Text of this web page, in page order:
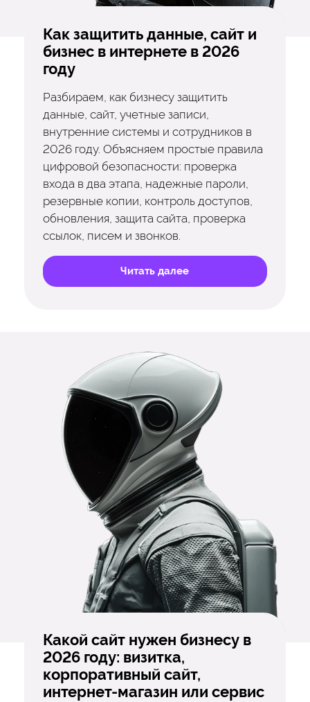
Как защитить данные, сайт и
бизнес в интернете в 2026
году
Разбираем, как бизнесу защитить
данные, сайт, учетные записи,
внутренние системы и сотрудников в
2026 году. Объясняем простые правила
цифровой безопасности: проверка
входа в два этапа, надежные пароли,
резервные копии, контроль доступов,
обновления, защита сайта, проверка
ссылок, писем и звонков.
Читать далее
Какой сайт нужен бизнесу в
2026 году: визитка,
корпоративный сайт,
интернет-магазин или сервис